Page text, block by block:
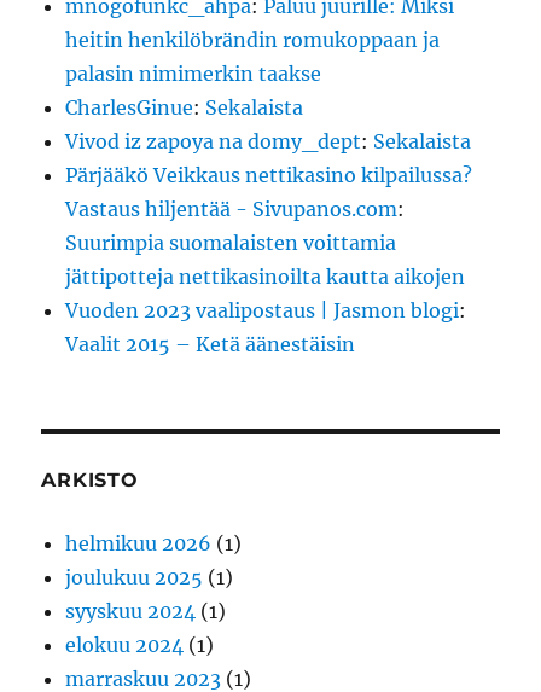
mnogofunkc_ahpa:Paluu juurille: Miksi
heitin henkilöbrändin romukoppaan ja
palasin nimimerkin taakse
CharlesGinue: Sekalaista
Vivod iz zapoya na domy_dept: Sekalaista
Pärjääkö Veikkaus nettikasino kilpailussa?
Vastaus hiljentää - Sivupanos.com:
Suurimpia suomalaisten voittamia
jättipotteja nettikasinoilta kautta aikojen
Vuoden 2023 vaalipostaus | Jasmon blogi:
Vaalit 2015 – Ketä äänestäisin
ARKISTO
helmikuu 2026 (1)
joulukuu 2025 (1)
syyskuu 2024 (1)
elokuu 2024 (1)
marraskuu 2023 (1)